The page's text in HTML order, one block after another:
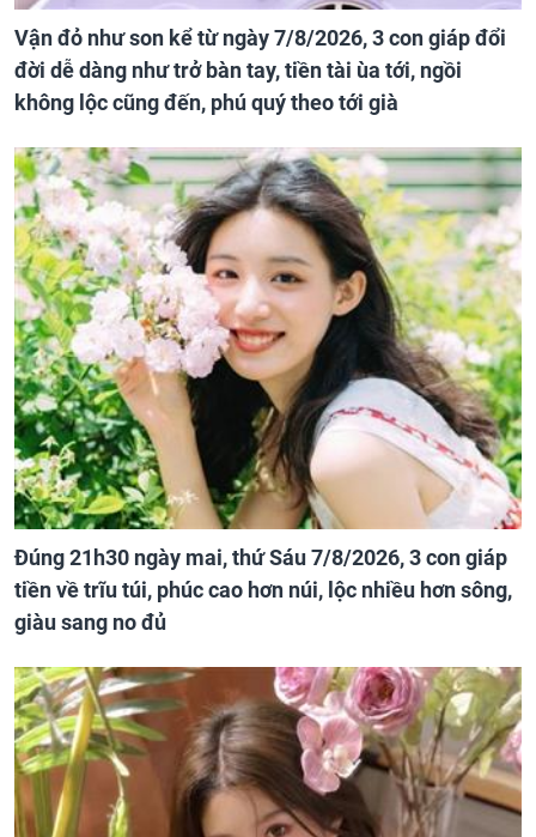
Vận đỏ như son kể từ ngày 7/8/2026, 3 con giáp đổi
đời dễ dàng như trở bàn tay, tiền tài ùa tới, ngồi
không lộc cũng đến, phú quý theo tới già
Đúng 21h30 ngày mai, thứ Sáu 7/8/2026, 3 con giáp
tiền về trĩu túi, phúc cao hơn núi, lộc nhiều hơn sông,
giàu sang no đủ